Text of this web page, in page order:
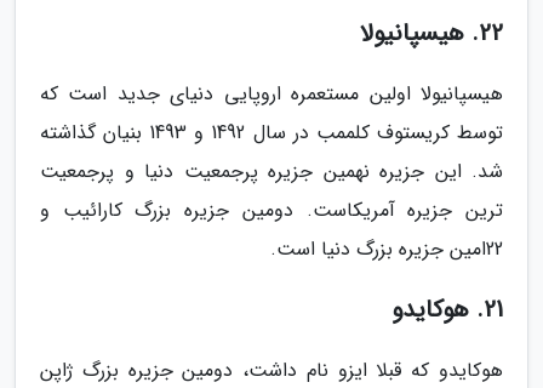
22. هیسپانیولا
هیسپانیولا اولین مستعمره اروپایی دنیای جدید است که
توسط کریستوف کلممب در سال 1492 و 1493 بنیان گذاشته
شد. این جزیره نهمین جزیره پرجمعیت دنیا و پرجمعیت
ترین جزیره آمریکاست. دومین جزیره بزرگ کارائیب و
22امین جزیره بزرگ دنیا است.
21. هوکایدو
هوکایدو که قبلا ایزو نام داشت، دومین جزیره بزرگ ژاپن